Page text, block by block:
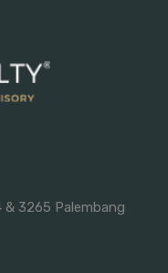
& 3265 Palembang